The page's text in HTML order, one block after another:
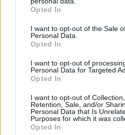
grant or deny consent to Google
use your data for below specified
consent section.
Opted In
I want to opt-out of the Sale
Personal Data.
Opted In
I want to opt-out of
Personal Data for Targeted
Opted In
I want to opt-out of Collection,
Retention, Sale, and/or
Personal Data that Is
Purposes for which it was
Opted In
06.08.2026, 12:32